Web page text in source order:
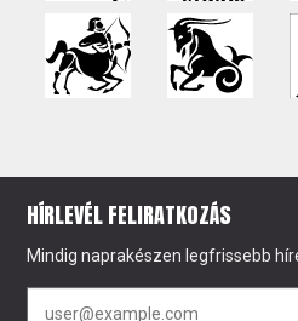
HÍRLEVÉL FELIRATKOZÁS
Mindig naprakészen legfrissebb